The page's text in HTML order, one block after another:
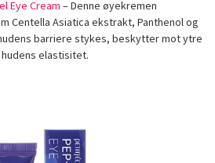
Eye Cream – Denne øyekremen
Centella Asiatica ekstrakt, Panthenol og
barriere stykes, beskytter mot ytre
elastisitet.